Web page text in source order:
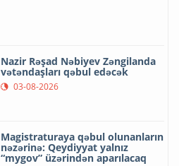
Nazir Rəşad Nəbiyev Zəngilanda
vətəndaşları qəbul edəcək
03-08-2026
Magistraturaya qəbul olunanların
nəzərinə: Qeydiyyat yalnız
“mygov” üzərindən aparılacaq